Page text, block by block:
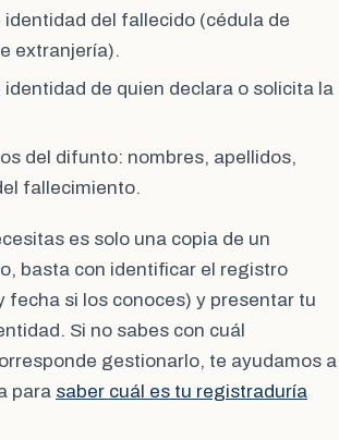
identidad del fallecido (cédula de
extranjería).
identidad de quien declara o solicita la
del difunto: nombres, apellidos,
fallecimiento.
es solo una copia de un
basta con identificar el registro
fecha si los conoces) y presentar tu
Si no sabes con cuál
gestionarlo, te ayudamos a
para saber cuál es tu registraduría